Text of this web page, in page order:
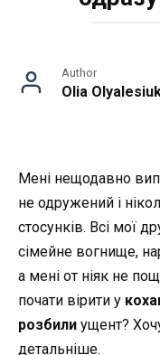
Author
Olia
Мені нещодавно
не одружений і
стосунків. Всі мої
сімейне вогнище,
а мені от ніяк не
почати вірити у
розбили ущент?
детальніше.